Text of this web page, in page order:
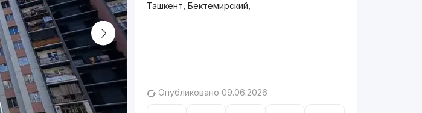
Ташкент, Бектемирский,
Опубликовано 09.06.2026